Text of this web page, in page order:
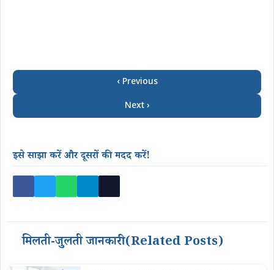
‹ Previous
Next ›
इसे साझा करें और दूसरों की मदद करें!
मिलती-जुलती जानकारी (Related Posts)